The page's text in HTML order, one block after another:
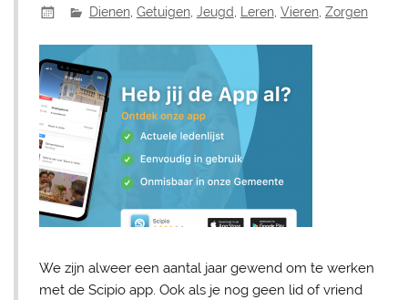
Dienen, Getuigen, Jeugd Leren, Vieren, Zorgen
We zijn alweer een aantal jaar gewend om te werken
met de Scipio app. Ook als je nog geen lid of vriend